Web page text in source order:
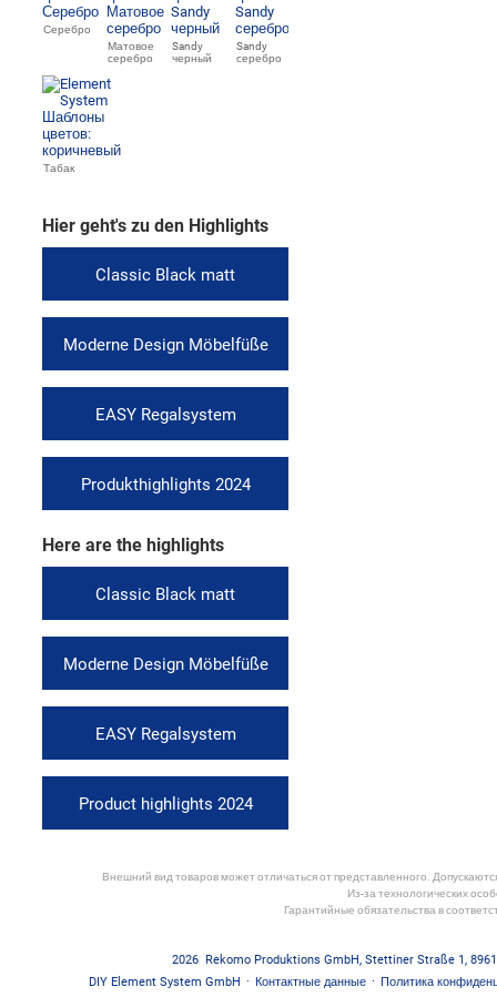
Серебро
Матовое
серебро
Sandy
черный
Sandy
серебро
Табак
Hier geht's zu den Highlights
Classic Black matt
Moderne Design Möbelfüße
EASY Regalsystem
Produkthighlights 2024
Here are the highlights
Classic Black matt
Moderne Design Möbelfüße
EASY Regalsystem
Product highlights 2024
Внешний вид товаров может отличаться от представленного.
Из-за технологических
Гарантийные обязательства в
2026 Rekomo Produktions GmbH, Stettiner Straße 1,
DIY Element System GmbH · Контактные данные · Политика